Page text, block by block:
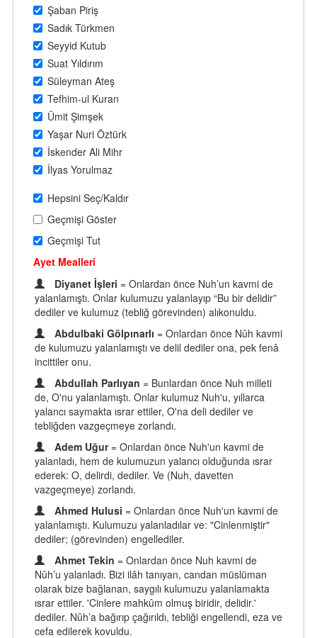
Şaban Piriş
Sadık Türkmen
Seyyid Kutub
Suat Yıldırım
Süleyman Ateş
Tefhim-ul Kuran
Ümit Şimşek
Yaşar Nuri Öztürk
İskender Ali Mihr
İlyas Yorulmaz
Hepsini Seç/Kaldır
Geçmişi Göster
Geçmişi Tut
Ayet Mealleri
Diyanet İşleri = Onlardan önce Nuh’un kavmi de
yalanlamıştı. Onlar kulumuzu yalanlayıp “Bu bir delidir”
dediler ve kulumuz (tebliğ görevinden) alıkonuldu.
Abdulbaki Gölpınarlı = Onlardan önce Nûh kavmi
de kulumuzu yalanlamıştı ve delil dediler ona, pek fenâ
incittiler onu.
Abdullah Parlıyan = Bunlardan önce Nuh milleti
de, O'nu yalanlamıştı. Onlar kulumuz Nuh'u, yıllarca
yalancı saymakta ısrar ettiler, O'na deli dediler ve
tebliğden vazgeçmeye zorlandı.
Adem Uğur = Onlardan önce Nuh'un kavmi de
yalanladı, hem de kulumuzun yalancı olduğunda ısrar
ederek: O, delirdi, dediler. Ve (Nuh, davetten
vazgeçmeye) zorlandı.
Ahmed Hulusi = Onlardan önce Nuh'un kavmi de
yalanlamıştı. Kulumuzu yalanladılar ve: "Cinlenmiştir"
dediler; (görevinden) engellediler.
Ahmet Tekin = Onlardan önce Nuh kavmi de
Nûh’u yalanladı. Bizi ilâh tanıyan, candan müslüman
olarak bize bağlanan, saygılı kulumuzu yalanlamakta
ısrar ettiler. 'Cinlere mahkûm olmuş biridir, delidir.'
dediler. Nûh’a bağırıp çağırıldı, tebliği engellendi, eza ve
cefa edilerek kovuldu.